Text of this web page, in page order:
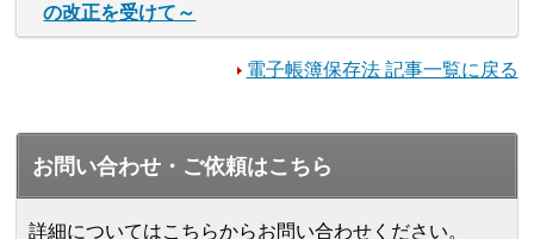
の改正を受けて～
電子帳簿保存法 記事一覧に戻る
お問い合わせ・ご依頼はこちら
詳細についてはこちらからお問い合わせください。